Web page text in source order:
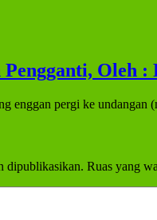
Pengganti, Oleh
enggan pergi ke
dipublikasikan. Ruas yang